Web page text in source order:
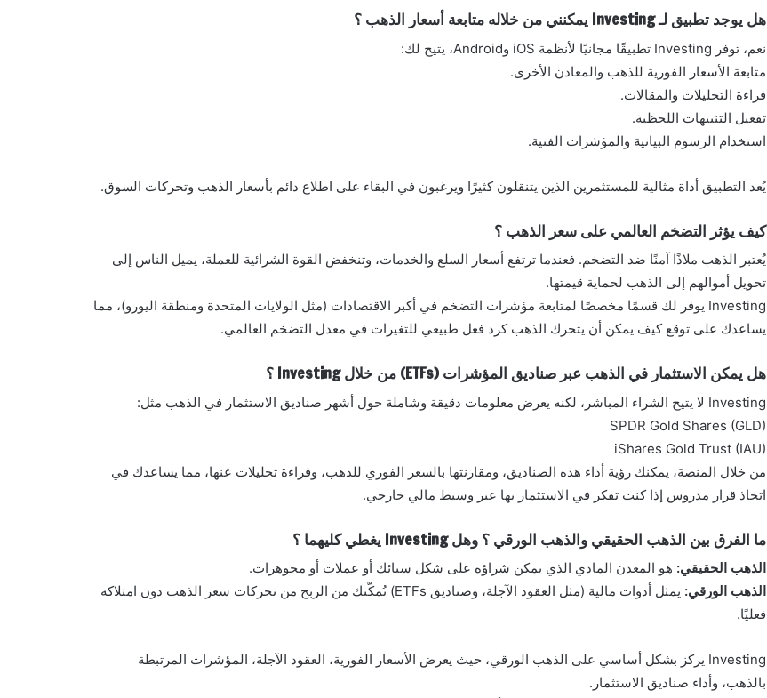
هل يوجد تطبيق لـ Investing يمكنني من خلاله متابعة أسعار الذهب ؟
نعم، توفر Investing تطبيقًا مجانيًا لأنظمة iOS وAndroid، يتيح لك:
متابعة الأسعار الفورية للذهب والمعادن الأخرى.
قراءة التحليلات والمقالات.
تفعيل التنبيهات اللحظية.
استخدام الرسوم البيانية والمؤشرات الفنية.
يُعد التطبيق أداة مثالية للمستثمرين الذين يتنقلون كثيرًا ويرغبون في البقاء على اطلاع دائم بأسعار الذهب وتحركات السوق.
كيف يؤثر التضخم العالمي على سعر الذهب ؟
يُعتبر الذهب ملاذًا آمنًا ضد التضخم. فعندما ترتفع أسعار السلع والخدمات، وتنخفض القوة الشرائية للعملة، يميل الناس إلى
تحويل أموالهم إلى الذهب لحماية قيمتها.
Investing يوفر لك قسمًا مخصصًا لمتابعة مؤشرات التضخم في أكبر الاقتصادات (مثل الولايات المتحدة ومنطقة اليورو)، مما
يساعدك على توقع كيف يمكن أن يتحرك الذهب كرد فعل طبيعي للتغيرات في معدل التضخم العالمي.
هل يمكن الاستثمار في الذهب عبر صناديق المؤشرات (ETFs) من خلال Investing ؟
Investing لا يتيح الشراء المباشر، لكنه يعرض معلومات دقيقة وشاملة حول أشهر صناديق الاستثمار في الذهب مثل:
SPDR Gold Shares (GLD)
iShares Gold Trust (IAU)
من خلال المنصة، يمكنك رؤية أداء هذه الصناديق، ومقارنتها بالسعر الفوري للذهب، وقراءة تحليلات عنها، مما يساعدك في
اتخاذ قرار مدروس إذا كنت تفكر في الاستثمار بها عبر وسيط مالي خارجي.
ما الفرق بين الذهب الحقيقي والذهب الورقي ؟ وهل Investing يغطي كليهما ؟
الذهب الحقيقي: هو المعدن المادي الذي يمكن شراؤه على شكل سبائك أو عملات أو مجوهرات.
الذهب الورقي:
يمثل أدوات مالية (مثل العقود الآجلة، وصناديق ETFs) تُمكّنك من الربح من تحركات سعر الذهب دون امتلاكه
فعليًا.
Investing يركز بشكل أساسي على الذهب الورقي، حيث يعرض الأسعار الفورية، العقود الآجلة، المؤشرات المرتبطة
بالذهب، وأداء صناديق الاستثمار.